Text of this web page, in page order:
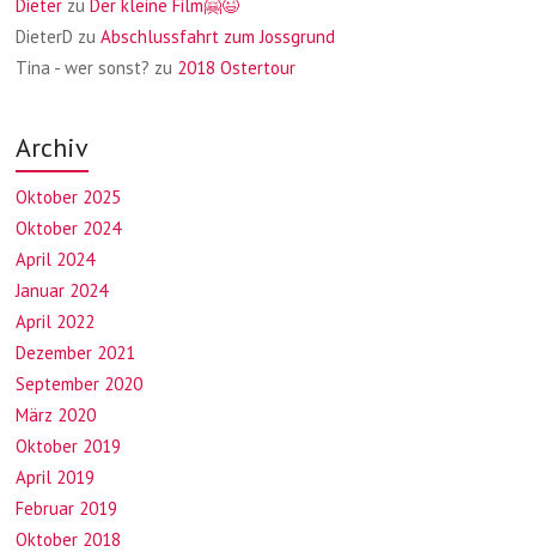
Dieter zuDer kleine Film🤗😉
DieterD zuAbschlussfahrt zum Jossgrund
Tina - wer sonst? zu 2018 Ostertour
Archiv
Oktober 2025
Oktober 2024
April 2024
Januar 2024
April 2022
Dezember 2021
September 2020
März 2020
Oktober 2019
April 2019
Februar 2019
Oktober 2018